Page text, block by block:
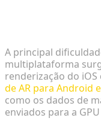
A principal
multiplataforma
renderização do
de AR para Android
como os dados de
enviados para a